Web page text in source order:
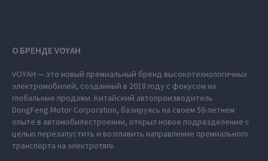
О БРЕНДЕ VOYAH
VOYAH — это новый премиальный бренд высокотехнологичных
электромобилей, созданный в 2018 году с фокусом на
глобальные продажи. Китайский автопроизводитель
DongFeng Motor Corporation, базируясь на своем 56-летнем
опыте в автомобилестроении, открыл новое подразделение с
целью перезапустить и возглавить направление премиального
транспорта на электротяге.